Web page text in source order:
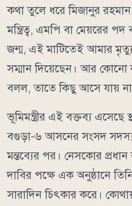
কথা তুলে ধরে মিজানুর
মন্ত্রিত্ব, এমপি বা মেয়রের
জন্ম, এই মাটিতেই আমার
সম্মান দিয়েছেন। আর কোনো
বলল, তাতে কিছু আসে যায়
ভূমিমন্ত্রীর এই বক্তব্য এসেছে
বগুড়া-৬ আসনের সংসদ সদস্য
মন্তব্যের পর। নেসকোর
দাবির পক্ষে এক অনুষ্ঠানে
সারাদিন চিৎকার করে।